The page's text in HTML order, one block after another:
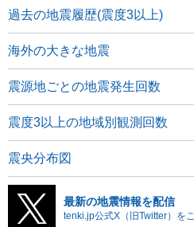
過去の地震履歴(震度3以上)
海外の大きな地震
震源地ごとの地震発生回数
震度3以上の地域別観測回数
震央分布図
最新の地震情報を配信
tenki.jp公式X（旧Twitter）を